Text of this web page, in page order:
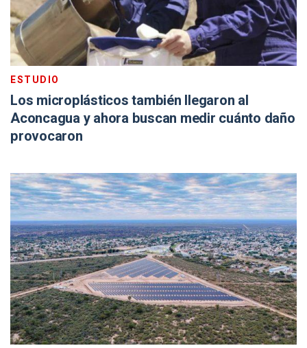
ESTUDIO
Los microplásticos también llegaron al
Aconcagua y ahora buscan medir cuánto daño
provocaron